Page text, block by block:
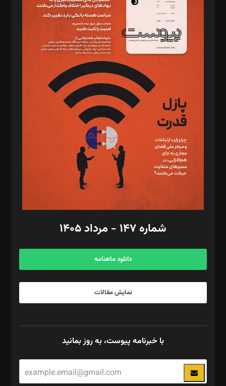
دبیر تحریریه: میثم قاسمی
د‌بیر ناداستان: سمانه سمیع
د‌بیر خدمت و تجارت: ابوالفضل رجبی
د‌بیر حقوق فناوری: حسام‌الدین ایپکچی
د‌بیر پیوست جهان: مینا پاکدل
د‌بیر تحریریه آنلاین: بابک نقاش
تحریریه‌: مجتبی محمود‌ی، آرش برهمند، یسنا امان‌پور، سروش کرمیان،
مصطفی مسجدی آرانی، ابوالفضل رجبی، زهرا فکرانه، فائزه فتحی
رستمی،مصطفی باستان
ویرایش: نگار استاد‌‌آقا
طراح یونیفرم: مجید توکلی
فیلمبرداری و عکاسی: امیر شفیعی، مانی لطفی زاده
گرافیک و صفحه‌آرایی: سید‌سبحان‌علی ثابت
مد‌یر توسعه تجاری: کامبیز برید‌
امور مالی: شاپور رهبری، محمد‌ کاظمی‌نیا
آگهی و مشترکین: ۰۹۱۹۹۹۹۰۴۵۴
شماره ۱۴۷ - مرداد ۱۴۰۵
دانلود ماهنامه
نمایش مقالات
با خبرنامه پیوست، به روز بمانید